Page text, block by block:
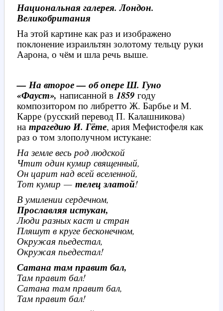
Национальная галерея. Лондон.
Великобритания
На этой картине как раз и изображено
поклонение израильтян золотому тельцу руки
Аарона, о чём и шла речь выше.
— На второе — об опере Ш. Гуно
«Фауст», написанной в 1859 году
композитором по либретто Ж. Барбье и М.
Карре (русский перевод П. Калашникова)
на трагедию И. Гёте, ария Мефистофеля как
раз о том злополучном истукане:
На земле весь род людской
Чтит один кумир священный,
Он царит над всей вселенной,
Тот кумир — телец златой!
В умилении сердечном,
Прославляя истукан,
Люди разных каст и стран
Пляшут в круге бесконечном,
Окружая пьедестал,
Окружая пьедестал!
Сатана там правит бал,
Там правит бал!
Сатана там правит бал,
Там правит бал!